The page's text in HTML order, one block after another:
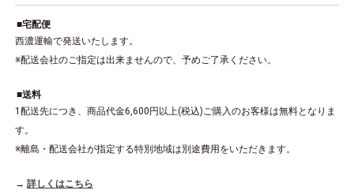
宅配便
西濃運輸で発送いたします。
※配送会社のご指定は出来ませんので、予めご了承ください。
送料
1配送先につき、商品代金6,600円以上(税込)ご購入のお客様は無料となりま
す。
※離島・配送会社が指定する特別地域は別途費用をいただきます。
詳しくはこちら